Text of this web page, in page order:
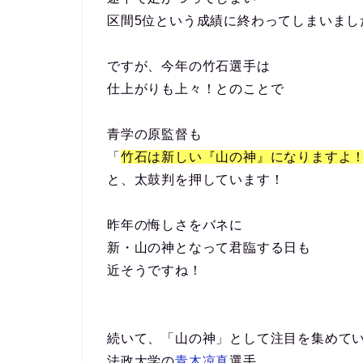
区間5位という成績に終わってしまいまし
ですが、今年の竹石選手は
仕上がりも上々！とのことで
青学の原監督も
「 竹石は新しい『山の神』になりますよ！
と、太鼓判を押しています！
昨年の悔しさをバネに
新・山の神となって君臨する日も
近そうですね！
続いて、「山の神」として注目を集めて